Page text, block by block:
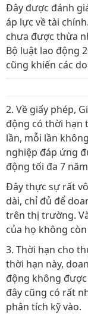
Đây được đánh
áp lực về tài
chưa được thừa
Bộ luật lao động
cũng khiến các
2. Về giấy phép,
động có thời hạn
lần, mỗi lần
nghiệp đáp ứng
động tối đa 7
Đây thực sự rất
dài, chỉ đủ để
trên thị trường.
của họ không
3. Thời hạn cho
thời hạn này,
động không
đây cũng có rất
phân tích kỹ vào.